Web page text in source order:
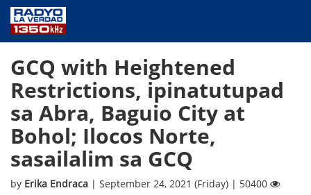
PUBLIC SERVICE
ANNOUNCEMENTS
PROGRAMS
ABOUT
CONTACT US
GCQ with Heightened
Restrictions, ipinatutupad
sa Abra, Baguio City at
Bohol; Ilocos Norte,
sasailalim sa GCQ
by Erika Endraca | September 24, 2021 (Friday) | 50400